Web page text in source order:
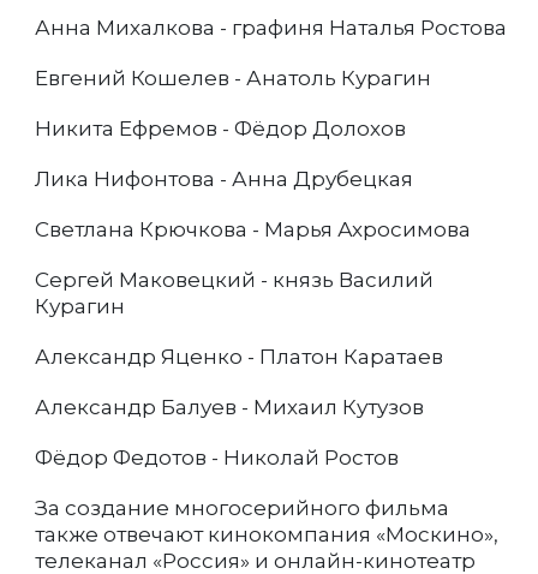
Анна Михалкова - графиня Наталья Ростова
Евгений Кошелев - Анатоль Курагин
Никита Ефремов - Фёдор Долохов
Лика Нифонтова - Анна Друбецкая
Светлана Крючкова - Марья Ахросимова
Сергей Маковецкий - князь Василий
Курагин
Александр Яценко - Платон Каратаев
Александр Балуев - Михаил Кутузов
Фёдор Федотов - Николай Ростов
За создание многосерийного фильма
также отвечают кинокомпания «Москино»,
телеканал «Россия» и онлайн-кинотеатр